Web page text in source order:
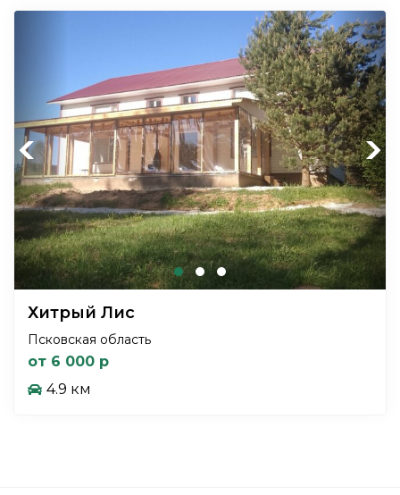
Previous Next
Хитрый Лис
Псковская область
от 6 000 р
4.9 км